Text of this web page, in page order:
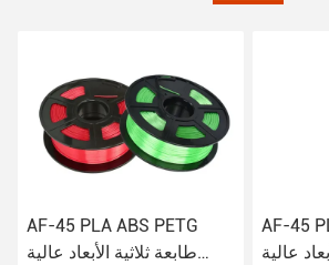
AF-45 PLA ABS PETG
طابعة ثلاثية الأبعاد عالية
AF-45
عالية